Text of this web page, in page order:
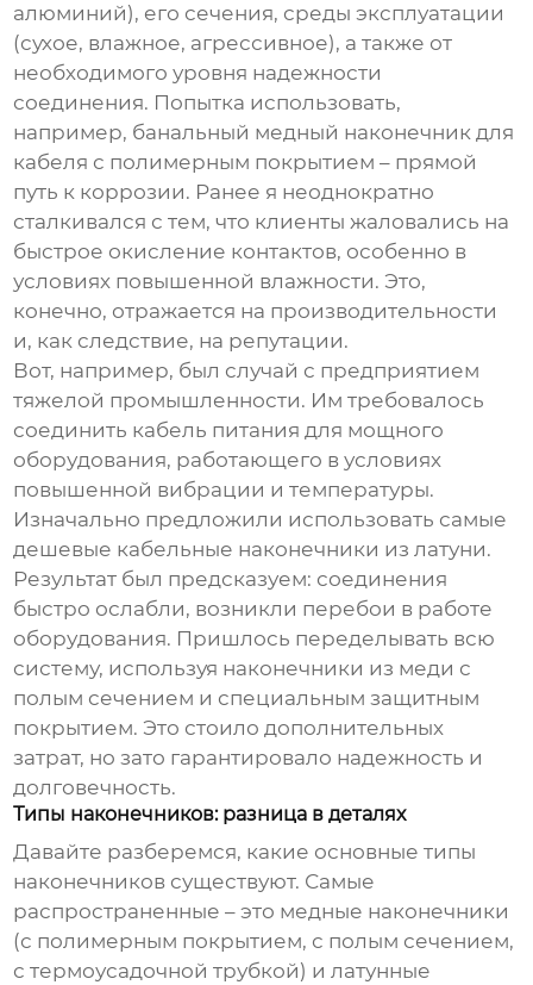
алюминий), его сечения, среды эксплуатации
(сухое, влажное, агрессивное), а также от
необходимого уровня надежности
соединения. Попытка использовать,
например, банальный медный наконечник для
кабеля с полимерным покрытием – прямой
путь к коррозии. Ранее я неоднократно
сталкивался с тем, что клиенты жаловались на
быстрое окисление контактов, особенно в
условиях повышенной влажности. Это,
конечно, отражается на производительности
и, как следствие, на репутации.
Вот, например, был случай с предприятием
тяжелой промышленности. Им требовалось
соединить кабель питания для мощного
оборудования, работающего в условиях
повышенной вибрации и температуры.
Изначально предложили использовать самые
дешевые кабельные наконечники из латуни.
Результат был предсказуем: соединения
быстро ослабли, возникли перебои в работе
оборудования. Пришлось переделывать всю
систему, используя наконечники из меди с
полым сечением и специальным защитным
покрытием. Это стоило дополнительных
затрат, но зато гарантировало надежность и
долговечность.
Типы наконечников: разница в деталях
Давайте разберемся, какие основные типы
наконечников существуют. Самые
распространенные – это медные наконечники
(с полимерным покрытием, с полым сечением,
с термоусадочной трубкой) и латунные